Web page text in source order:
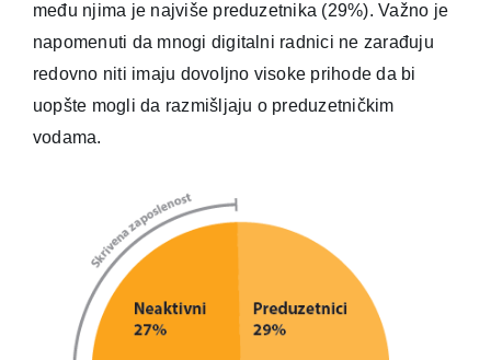
među njima je najviše preduzetnika (29%). Važno je
napomenuti da mnogi digitalni radnici ne zarađuju
redovno niti imaju dovoljno visoke prihode da bi
uopšte mogli da razmišljaju o preduzetničkim
vodama.